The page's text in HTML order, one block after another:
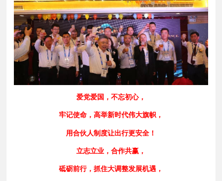
爱党爱国，不忘初心，
牢记使命，高举新时代伟大旗帜，
用合伙人制度让出行更安全！
立志立业，合作共赢，
砥砺前行，抓住大调整发展机遇，